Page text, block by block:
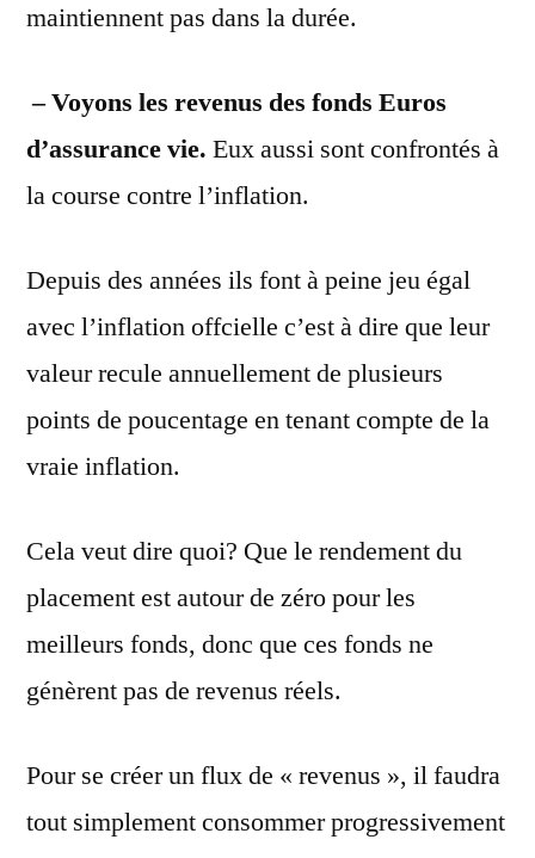
maintiennent pas dans la durée.
– Voyons les revenus des fonds Euros
d’assurance vie. Eux aussi sont confrontés à
la course contre l’inflation.
Depuis des années ils font à peine jeu égal
avec l’inflation offcielle c’est à dire que leur
valeur recule annuellement de plusieurs
points de poucentage en tenant compte de la
vraie inflation.
Cela veut dire quoi? Que le rendement du
placement est autour de zéro pour les
meilleurs fonds, donc que ces fonds ne
génèrent pas de revenus réels.
Pour se créer un flux de « revenus », il faudra
tout simplement consommer progressivement